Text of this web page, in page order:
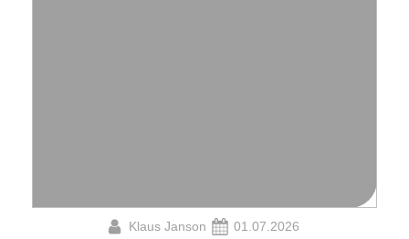
Klaus Janson 01.07.2026